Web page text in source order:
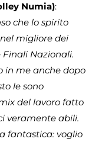
Numia):
che lo spirito
migliore dei
Nazionali.
in me anche dopo
le sono
del lavoro fatto
veramente abili.
fantastica: voglio